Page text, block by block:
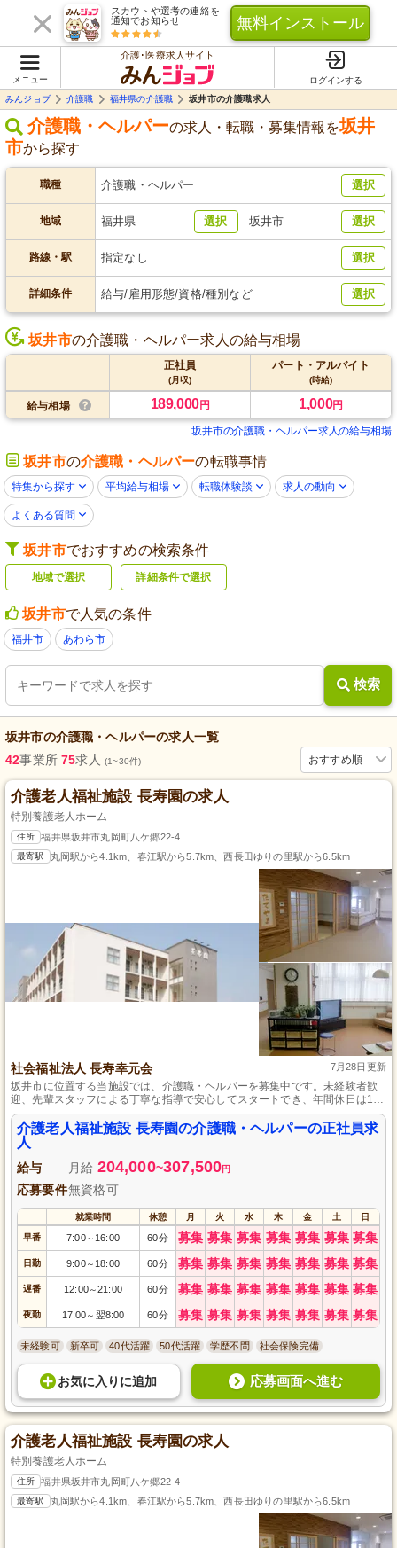
スカウトや選考の連絡を
通知でお知らせ
無料インストール
メニュー
介護･医療求人サイト
ログインする
みんジョブ
介護職 福井県の介護職 坂井市の介護職求人
介護職・ヘルパーの求人・転職・募集情報を坂井
市から探す
職種 介護職・ヘルパー 選択
地域 福井県 選択 坂井市 選択
路線・駅 指定なし 選択
詳細条件 給与/雇用形態/資格/種別など 選択
坂井市の介護職・ヘルパー求人の給与相場
正社員
(月収)
パート・アルバイト
(時給)
給与相場 189,000円 1,000円
坂井市の介護職・ヘルパー求人の給与相場
坂井市の介護職・ヘルパーの転職事情
特集から探す 平均給与相場 転職体験談 求人の動向
よくある質問
坂井市でおすすめの検索条件
地域で選択 詳細条件で選択
坂井市で人気の条件
福井市 あわら市
検索
坂井市の介護職・ヘルパーの求人一覧
おすすめ順
42事業所 75求人 (1~30件)
介護老人福祉施設 長寿園の求人
特別養護老人ホーム
住所 福井県坂井市丸岡町八ケ郷22-4
最寄駅 丸岡駅から4.1km、春江駅から5.7km、西長田ゆりの里駅から6.5km
社会福祉法人 長寿幸元会 7月28日更新
坂井市に位置する当施設では、介護職・ヘルパーを募集中です。未経験者歓
迎、先輩スタッフによる丁寧な指導で安心してスタートでき、年間休日は115
日で働きやすさ抜群。昇給・賞与あり、仕事へのやりがいも感じられます。
介護老人福祉施設 長寿園の介護職・ヘルパーの正社員求
人
給与 月給 204,000~307,500円
応募要件無資格可
就業時間 休憩 月 火 水 木 金 土 日
早番 7:00～ 16:00 60分 募集 募集 募集 募集 募集 募集 募集
日勤 9:00～ 18:00 60分 募集 募集 募集 募集 募集 募集 募集
遅番 12:00～21:00 60分 募集 募集 募集 募集 募集 募集 募集
夜勤 17:00～ 翌8:00 60分 募集 募集 募集 募集 募集 募集 募集
未経験可 新卒可 40代活躍 50代活躍 学歴不問 社会保険完備
お気に入り に追加 応募画面へ進む
介護老人福祉施設 長寿園の求人
特別養護老人ホーム
住所 福井県坂井市丸岡町八ケ郷22-4
最寄駅 丸岡駅から4.1km、春江駅から5.7km、西長田ゆりの里駅から6.5km